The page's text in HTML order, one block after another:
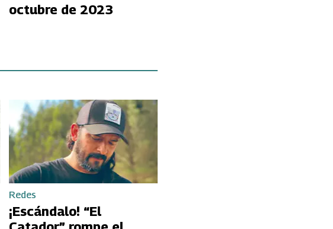
octubre de 2023
Redes
¡Escándalo! “El